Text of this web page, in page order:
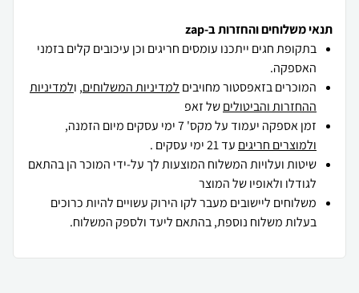
תנאי משלוחים והחזרות ב-zap
בתקופת חגים ייתכנו עומסים חריגים וכן עיכובים קלים בזמני
האספקה.
המוכרים בזאפסטור מחויבים למדיניות המשלוחים, ולמדיניות
ההחזרות והביטוליםשל זאפ
זמן אספקה יעמוד על מקס' 7 ימי עסקים מיום הזמנה,
ולמוצרים חריגים עד 21 ימי עסקים .
שיטות ועלויות המשלוח המוצעות לך על-ידי המוכר הן בהתאם
לגודלו ולאופיו של המוצר
משלוחים ליישובים מעבר לקו הירוק עשויים להיות כרוכים
בעלות משלוח נוספת, בהתאם ליעד ולספק המשלוח.